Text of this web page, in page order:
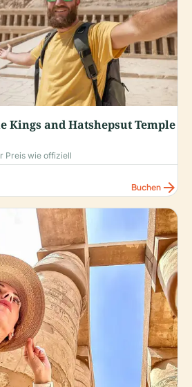
Kings and Hatshepsut Temple
Preis wie offiziell
Buchen arrow_forward